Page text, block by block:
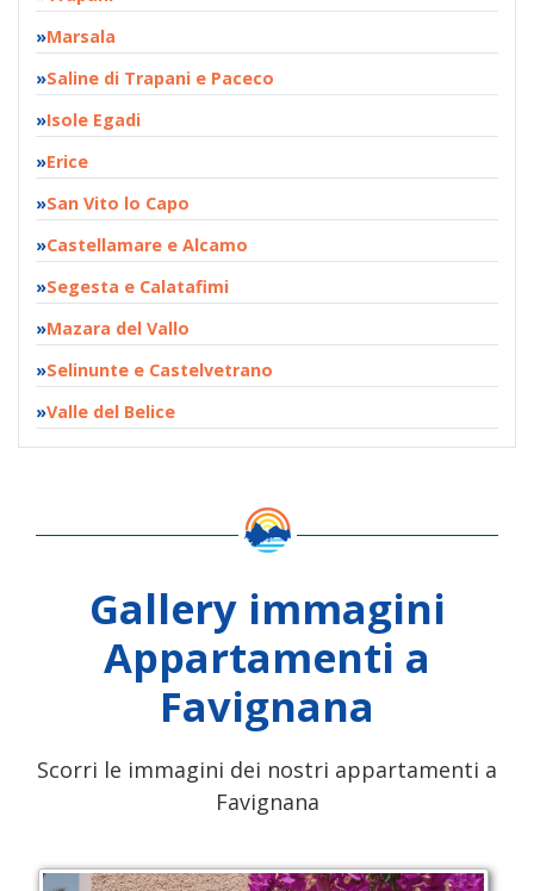
Marsala
Saline di Trapani e Paceco
Isole Egadi
Erice
San Vito lo Capo
Castellamare e Alcamo
Segesta e Calatafimi
Mazara del Vallo
Selinunte e Castelvetrano
Valle del Belice
Gallery immagini
Appartamenti a
Favignana
Scorri le immagini dei nostri appartamenti a
Favignana